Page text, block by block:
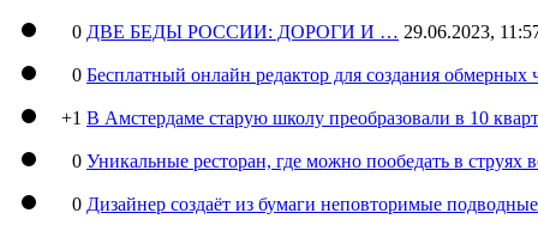
0 ДВЕ БЕДЫ РОССИИ: ДОРОГИ И … 29.06.2023,
0 Бесплатный онлайн редактор для создания обмерных
+1 В Амстердаме старую школу преобразовали в 10
0 Уникальные ресторан, где можно пообедать в струях
0 Дизайнер создаёт из бумаги неповторимые